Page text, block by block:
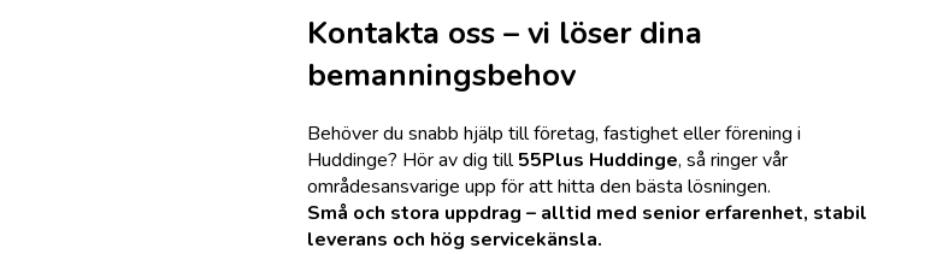
Kontakta oss – vi löser dina
bemanningsbehov
Behöver du snabb hjälp till företag, fastighet eller förening i
Huddinge? Hör av dig till55Plus Huddinge, så ringer vår
områdesansvarige upp för att hitta den bästa lösningen.
Små och stora uppdrag – alltid med senior erfarenhet, stabil
leverans och hög servicekänsla.